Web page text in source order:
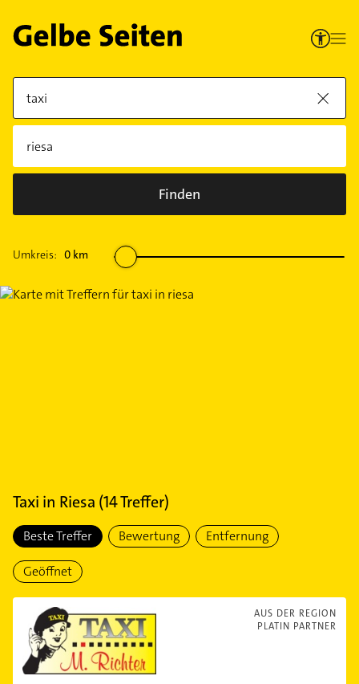
Finden
Umkreis: 0 km
Taxi in Riesa (14Treffer)
Beste Treffer Bewertung Entfernung
Geöffnet
AUS DER REGION
PLATIN PARTNER